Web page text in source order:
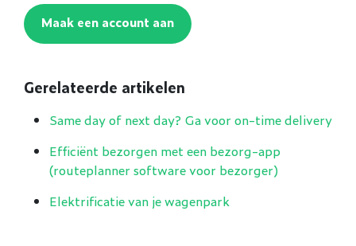
Maak een account aan
Gerelateerde artikelen
Same day of next day? Ga voor on-time delivery
Efficiënt bezorgen met een bezorg-app
(routeplanner software voor bezorger)
Elektrificatie van je wagenpark